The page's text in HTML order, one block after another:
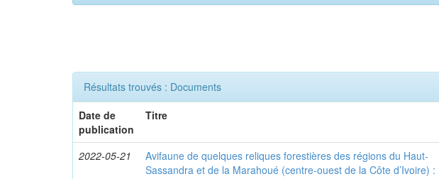
Résultats trouvés : Documents
Date de
publication
Titre
2022-05-21
Avifaune de quelques reliques forestières des régions du Haut-
Sassandra et de la Marahoué (centre-ouest de la Côte d’Ivoire) :